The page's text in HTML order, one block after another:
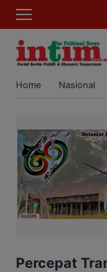
Home Nasional
Percepat